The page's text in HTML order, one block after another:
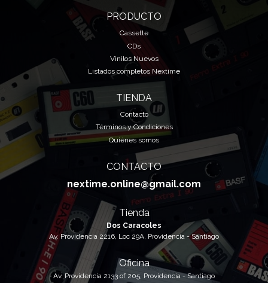
PRODUCTO
Cassette
CDs
Vinilos Nuevos
Listados completos Nextime
TIENDA
Contacto
Términos y Condiciones
Quiénes somos
CONTACTO
nextime.online@gmail.com
Tienda
Dos Caracoles
Av. Providencia 2216, Loc 29A, Providencia - Santiago
Oficina
Av. Providencia 2133 of 205, Providencia - Santiago